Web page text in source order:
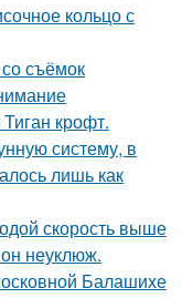
кольцо с
съёмок
крофт.
систему, в
лишь как
скорость выше
неуклюж.
Балашихе